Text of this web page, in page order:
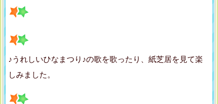
♪うれしいひなまつり♪の歌を歌ったり、紙芝居を見て楽
しみました。